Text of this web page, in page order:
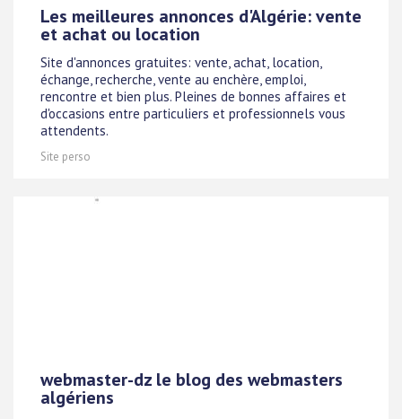
Les meilleures annonces d'Algérie: vente
et achat ou location
Site d'annonces gratuites: vente, achat, location,
échange, recherche, vente au enchère, emploi,
rencontre et bien plus. Pleines de bonnes affaires et
d'occasions entre particuliers et professionnels vous
attendents.
Site perso
webmaster-dz le blog des webmasters
algériens